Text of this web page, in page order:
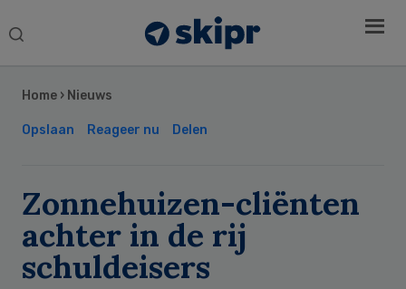
Search
Home › Nieuws
Opslaan Reageer nu Delen
Zonnehuizen-cliënten
achter in de rij
schuldeisers
Sidebar